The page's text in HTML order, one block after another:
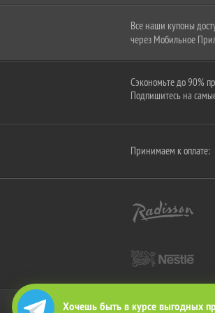
Хочешь быть в курсе выгодных
Все наши купоны
через Мобильное
Сэкономьте до 90%
Подпишитесь на
Принимаем к оплате:
2010-2026 ©